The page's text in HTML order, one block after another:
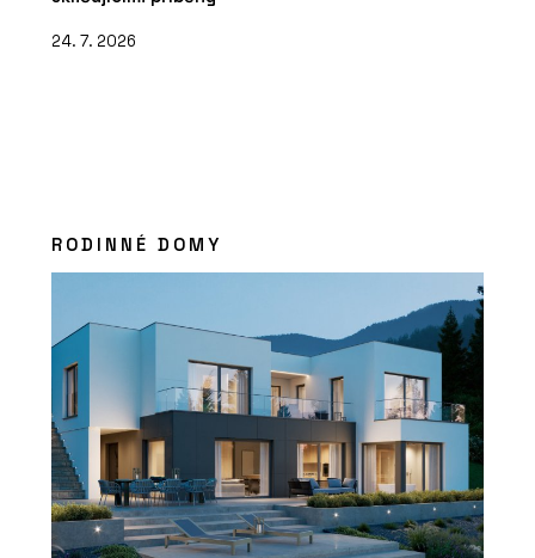
24. 7. 2026
RODINNÉ DOMY